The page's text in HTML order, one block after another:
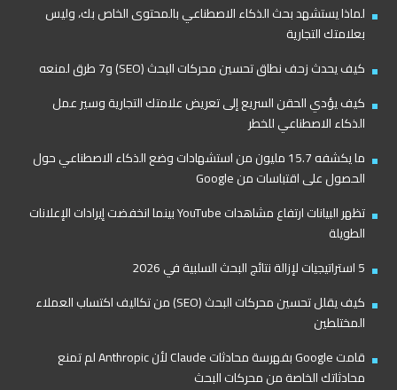
لماذا يستشهد بحث الذكاء الاصطناعي بالمحتوى الخاص بك، وليس
بعلامتك التجارية
كيف يحدث زحف نطاق تحسين محركات البحث (SEO) و7 طرق لمنعه
كيف يؤدي الحقن السريع إلى تعريض علامتك التجارية وسير عمل
الذكاء الاصطناعي للخطر
ما يكشفه 15.7 مليون من استشهادات وضع الذكاء الاصطناعي حول
الحصول على اقتباسات من Google
تظهر البيانات ارتفاع مشاهدات YouTube بينما انخفضت إيرادات الإعلانات
الطويلة
5 استراتيجيات لإزالة نتائج البحث السلبية في 2026
كيف يقلل تحسين محركات البحث (SEO) من تكاليف اكتساب العملاء
المختلطين
قامت Google بفهرسة محادثات Claude لأن Anthropic لم تمنع
محادثاتك الخاصة من محركات البحث